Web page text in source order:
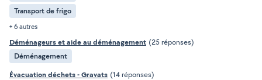
Transport de frigo
+ 6 autres
Déménageurs et aide au déménagement (25 réponses)
Déménagement
Évacuation déchets - Gravats (14 réponses)